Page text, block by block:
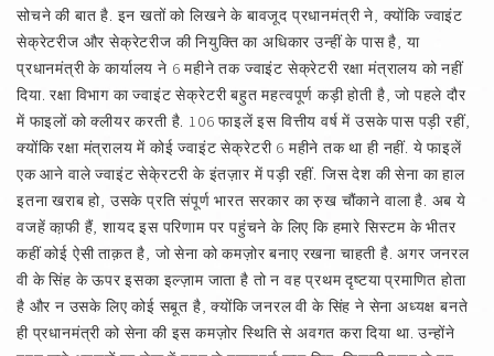
सोचने की बात है. इन खतों को लिखने के बावजूद प्रधानमंत्री ने, क्योंकि ज्वाइंट
सेक्रेटरीज और सेक्रेटरीज की नियुक्ति का अधिकार उन्हीं के पास है, या
प्रधानमंत्री के कार्यालय ने 6 महीने तक ज्वाइंट सेक्रेटरी रक्षा मंत्रालय को नहीं
दिया. रक्षा विभाग का ज्वाइंट सेक्रेटरी बहुत महत्वपूर्ण कड़ी होती है, जो पहले दौर
में फाइलों को क्लीयर करती है. 106 फाइलें इस वित्तीय वर्ष में उसके पास पड़ी रहीं,
क्योंकि रक्षा मंत्रालय में कोई ज्वाइंट सेक्रेटरी 6 महीने तक था ही नहीं. ये फाइलें
एक आने वाले ज्वाइंट सेके्रटरी के इंतज़ार में पड़ी रहीं. जिस देश की सेना का हाल
इतना खराब हो, उसके प्रति संपूर्ण भारत सरकार का रु़ख चौंकाने वाला है. अब ये
वजहें का़फी हैं, शायद इस परिणाम पर पहुंचने के लिए कि हमारे सिस्टम के भीतर
कहीं कोई ऐसी ताक़त है, जो सेना को कमज़ोर बनाए रखना चाहती है. अगर जनरल
वी के सिंह के ऊपर इसका इल्ज़ाम जाता है तो न वह प्रथम दृष्टया प्रमाणित होता
है और न उसके लिए कोई सबूत है, क्योंकि जनरल वी के सिंह ने सेना अध्यक्ष बनते
ही प्रधानमंत्री को सेना की इस कमज़ोर स्थिति से अवगत करा दिया था. उन्होंने